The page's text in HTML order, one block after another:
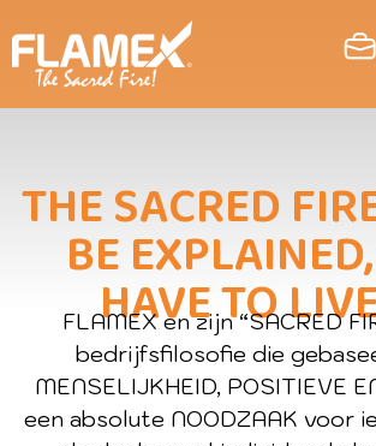
THE SACRED
BE
HAVE TO
FLAMEX en zijn “SACRED
bedrijfsfilosofie die
MENSELIJKHEID, POSITIEVE
een absolute NOODZAAK voor